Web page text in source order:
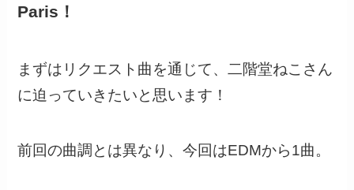
Paris！
まずはリクエスト曲を通じて、二階堂ねこさん
に迫っていきたいと思います！
前回の曲調とは異なり、今回はEDMから1曲。